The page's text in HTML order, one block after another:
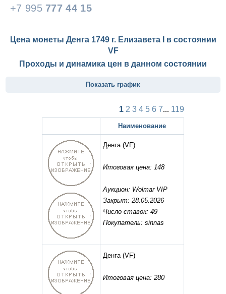
+7 995 777 44 15
Цена монеты Денга 1749 г. Елизавета I в состоянии
VF
Проходы и динамика цен в данном состоянии
Показать график
1 2 3 4 5 6 7... 119
Наименование
Денга(VF)
Итоговая цена: 148
Аукцион: Wolmar VIP
Закрыт: 28.05.2026
Число ставок: 49
Покупатель: sinnas
Денга(VF)
Итоговая цена: 280